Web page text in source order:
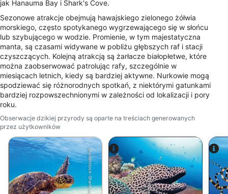
jak Hanauma Bay i Shark's Cove.
Sezonowe atrakcje obejmują hawajskiego zielonego żółwia
morskiego, często spotykanego wygrzewającego się w słońcu
lub szybującego w wodzie. Promienie, w tym majestatyczna
manta, są czasami widywane w pobliżu głębszych raf i stacji
czyszczących. Kolejną atrakcją są żarłacze białopłetwe, które
można zaobserwować patrolując rafy, szczególnie w
miesiącach letnich, kiedy są bardziej aktywne. Nurkowie mogą
spodziewać się różnorodnych spotkań, z niektórymi gatunkami
bardziej rozpowszechnionymi w zależności od lokalizacji i pory
roku.
Obserwacje dzikiej przyrody są oparte na treściach generowanych
przez użytkowników